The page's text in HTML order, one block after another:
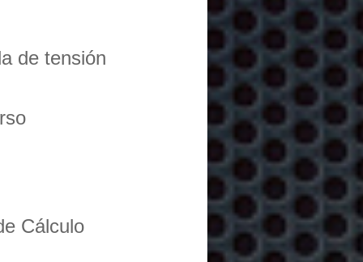
de tensión
Cálculo